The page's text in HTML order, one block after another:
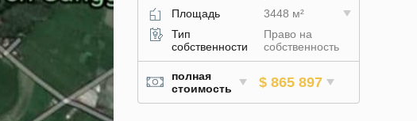
Площадь
3448 м²
Тип
собственности
Право на
собственность
полная
стоимость
$ 865 897